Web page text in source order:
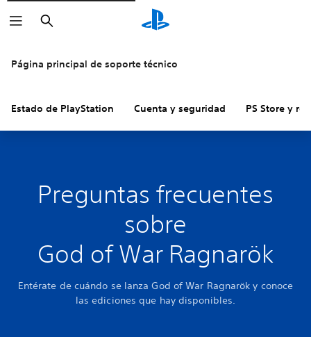
Buscar
Página principal de soporte técnico
Estado de PlayStation Cuenta y seguridad PS Store y
Preguntas frecuentes
sobre
God of War Ragnarök
Entérate de cuándo se lanza God of War Ragnarök y conoce
las ediciones que hay disponibles.